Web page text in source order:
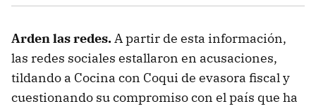
Arden las redes.A partir de esta información,
las redes sociales estallaron en acusaciones,
tildando a Cocina con Coqui de evasora fiscal y
cuestionando su compromiso con el país que ha